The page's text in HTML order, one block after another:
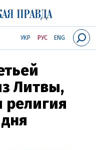
УКР РУС ENG
Литвы,
религия